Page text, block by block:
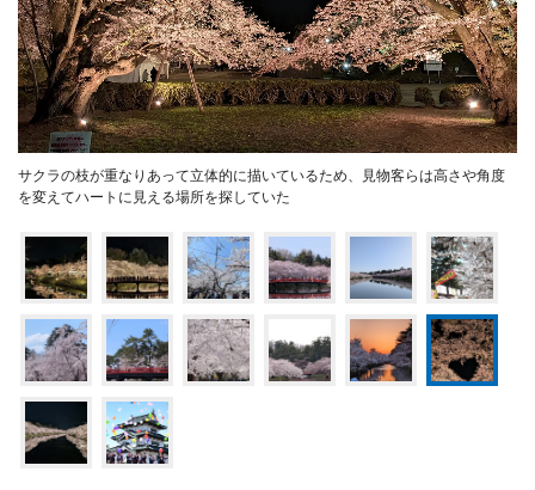
サクラの枝が重なりあって立体的に描いているため、見物客らは高さや角度
を変えてハートに見える場所を探していた